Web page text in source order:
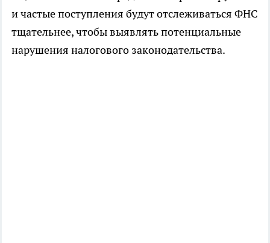
и частые поступления будут отслеживаться ФНС
тщательнее, чтобы выявлять потенциальные
нарушения налогового законодательства.